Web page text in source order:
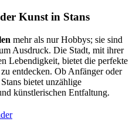
Kunst in Stans
mehr als nur Hobbys; sie sind
Ausdruck. Die Stadt, mit ihrer
Lebendigkeit, bietet die perfekte
entdecken. Ob Anfänger oder
bietet unzählige
künstlerischen Entfaltung.